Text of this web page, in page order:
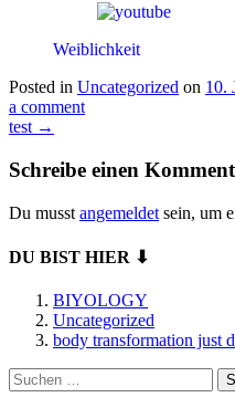
Weiblichkeit
Posted in Uncategorized on 10.
a comment
test →
Schreibe einen
Du musst angemeldet sein, um
DU BIST HIER ⬇
BIYOLOGY
Uncategorized
body transformation just
Suchen
nach: